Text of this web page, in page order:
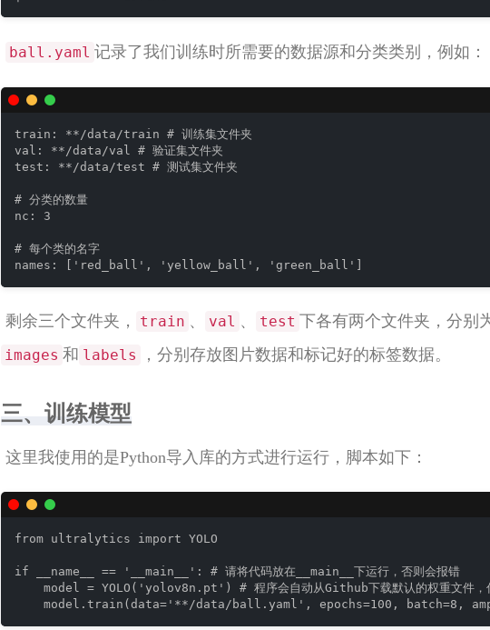
ball.yaml 记录了我们训练时所需要的数据源和分类类别，例如：
train: **/data/train # 训练集文件夹
val: **/data/val # 验证集文件夹
test: **/data/test # 测试集文件夹
# 分类的数量
nc: 3
# 每个类的名字
names: ['red_ball', 'yellow_ball', 'green_ball']
​ 剩余三个文件夹， train 、 val 、 test 下各有两个文件夹，分别
images 和 labels ，分别存放图片数据和标记好的标签数据。
三、训练模型
​ 这里我使用的是Python导入库的方式进行运行，脚本如下：
from ultralytics import YOLO
if __name__ == '__main__': # 请将代码放在__main__下运行，否则会报错
model = YOLO('yolov8n.pt') # 程序会自动从Github下载默认的权重文件，
model.train(data='**/data/ball.yaml', epochs=100, batch=8,